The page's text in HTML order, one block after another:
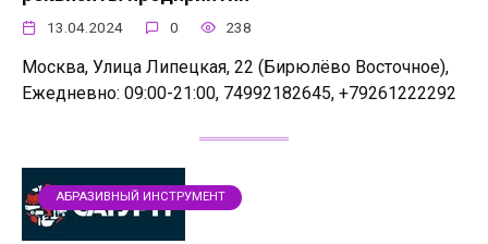
13.04.2024 0 238
Москва, Улица Липецкая, 22 (Бирюлёво Восточное),
Ежедневно: 09:00-21:00, 74992182645, +79261222292
АБРАЗИВНЫЙ ИНСТРУМЕНТ